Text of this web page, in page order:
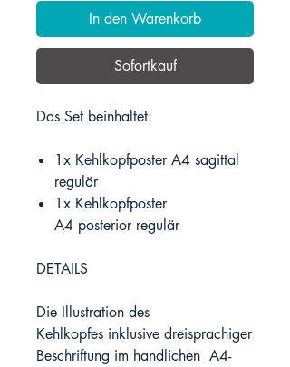
In den Warenkorb
Sofortkauf
Das Set beinhaltet:
1x Kehlkopfposter A4 sagittal
regulär
1x Kehlkopfposter
A4 posterior regulär
DETAILS
Die Illustration des
Kehlkopfes inklusive dreisprachiger
Beschriftung im handlichen A4-